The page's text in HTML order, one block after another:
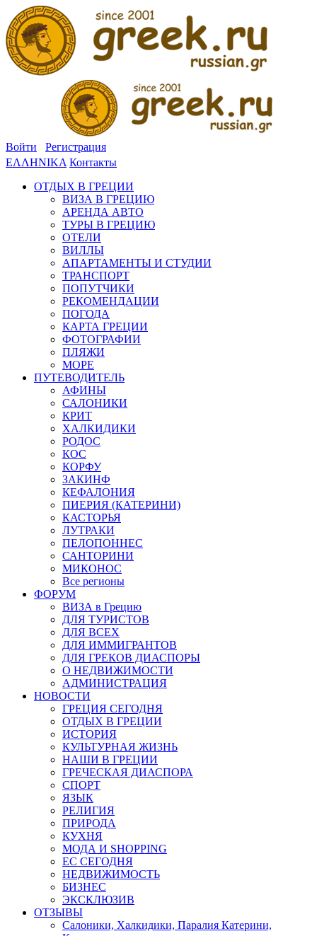
Войти
Регистрация
ΕΛΛΗΝΙΚΑ Контакты
ОТДЫХ В ГРЕЦИИ
ВИЗА В ГРЕЦИЮ
АРЕНДА АВТО
ТУРЫ В ГРЕЦИЮ
ОТЕЛИ
ВИЛЛЫ
АПАРТАМЕНТЫ И СТУДИИ
ТРАНСПОРТ
ПОПУТЧИКИ
РЕКОМЕНДАЦИИ
ПОГОДА
КАРТА ГРЕЦИИ
ФОТОГРАФИИ
ПЛЯЖИ
МОРЕ
ПУТЕВОДИТЕЛЬ
АФИНЫ
САЛОНИКИ
КРИТ
ХАЛКИДИКИ
РОДОС
КОС
КОРФУ
ЗАКИНФ
КЕФАЛОНИЯ
ПИЕРИЯ (КАТЕРИНИ)
КАСТОРЬЯ
ЛУТРАКИ
ПЕЛОПОННЕС
САНТОРИНИ
МИКОНОС
Все регионы
ФОРУМ
ВИЗА в Грецию
ДЛЯ ТУРИСТОВ
ДЛЯ ВСЕХ
ДЛЯ ИММИГРАНТОВ
ДЛЯ ГРЕКОВ ДИАСПОРЫ
О НЕДВИЖИМОСТИ
АДМИНИСТРАЦИЯ
НОВОСТИ
ГРЕЦИЯ СЕГОДНЯ
ОТДЫХ В ГРЕЦИИ
ИСТОРИЯ
КУЛЬТУРНАЯ ЖИЗНЬ
НАШИ В ГРЕЦИИ
ГРЕЧЕСКАЯ ДИАСПОРА
СПОРТ
ЯЗЫК
РЕЛИГИЯ
ПРИРОДА
КУХНЯ
МОДА И SHOPPING
ЕС СЕГОДНЯ
НЕДВИЖИМОСТЬ
БИЗНЕС
ЭКСКЛЮЗИВ
ОТЗЫВЫ
Салоники, Халкидики, Паралия Катерини,